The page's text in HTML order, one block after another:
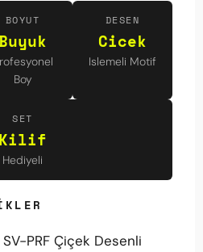
BOYUT
Boy
DESEN
Cicek
Islemeli Motif
SET
Kilif
Hediyeli
SV-PRF Çiçek Desenli